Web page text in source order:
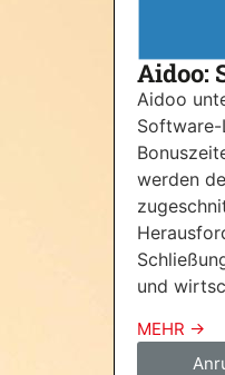
Aidoo:
Aidoo
Software-
werden
und
MEHR ->